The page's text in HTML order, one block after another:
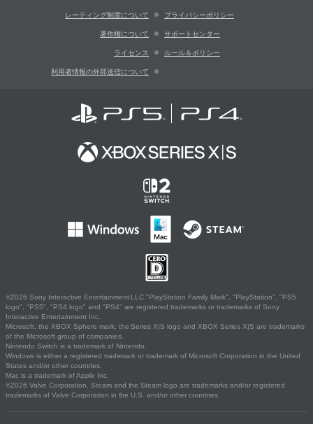
レーティング制度について プライバシーポリシー
著作権について サポートセンター
ライセンス ルール＆ポリシー
利用者情報の外部送信について
©2026 Sony Interactive Entertainment LLC."PlayStation Family Mark", "PlayStation", "PS5
logo", "PS5", "PS4 logo" and "PS4" are registered trademarks or trademarks of Sony
Interactive Entertainment Inc.
Microsoft, the XBOX Sphere mark, the Series X|S logo and XBOX Series X|S are trademarks
of the Microsoft group of companies.
Nintendo Switch is a trademark of Nintendo.
Windows is either a registered trademark or trademark of Microsoft Corporation in the United
States and/or other countries.
Mac is a trademark of Apple Inc.
©2026 Valve Corporation. Steam and the Steam logo are trademarks and/or registered
trademarks of Valve Corporation in the U.S. and/or other countries.